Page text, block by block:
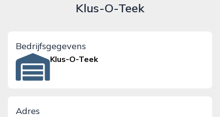
Klus-O-Teek
Bedrijfsgegevens
Klus-O-Teek
Adres